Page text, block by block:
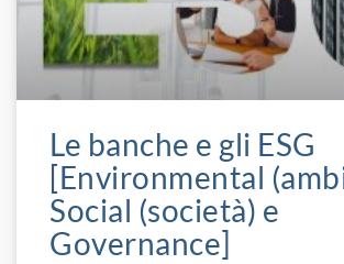
Le banche e gli ESG
[Environmental
Social (società) e
Governance]